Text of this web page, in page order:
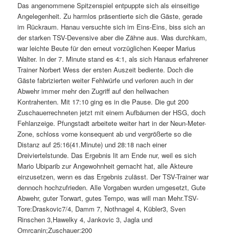
Das angenommene Spitzenspiel entpuppte sich als einseitige
Angelegenheit. Zu harmlos präsentierte sich die Gäste, gerade
im Rückraum. Hanau versuchte sich im Eins-Eins, biss sich an
der starken TSV-Devensive aber die Zähne aus. Was durchkam,
war leichte Beute für den erneut vorzüglichen Keeper Marius
Walter. In der 7. Minute stand es 4:1, als sich Hanaus erfahrener
Trainer Norbert Wess der ersten Auszeit bediente. Doch die
Gäste fabrizierten weiter Fehlwürfe und verloren auch in der
Abwehr immer mehr den Zugriff auf den hellwachen
Kontrahenten. Mit 17:10 ging es in die Pause. Die gut 200
Zuschauerrechneten jetzt mit einem Aufbäumen der HSG, doch
Fehlanzeige. Pfungstadt arbeitete weiter hart in der Neun-Meter-
Zone, schloss vorne konsequent ab und vergrößerte so die
Distanz auf 25:16(41.Minute) und 28:18 nach einer
Dreiviertelstunde. Das Ergebnis lit am Ende nur, weil es sich
Mario Ubiparib zur Angewohnheit gemacht hat, alle Akteure
einzusetzen, wenn es das Ergebnis zulässt. Der TSV-Trainer war
dennoch hochzufrieden. Alle Vorgaben wurden umgesetzt, Gute
Abwehr, guter Torwart, gutes Tempo, was will man Mehr.TSV-
Tore:Draskovic7/4, Damm 7, Nothnagel 4, Kübler3, Sven
Rinschen 3,Hawelky 4, Jankovic 3, Jagla und
Omrcanin;Zuschauer:200